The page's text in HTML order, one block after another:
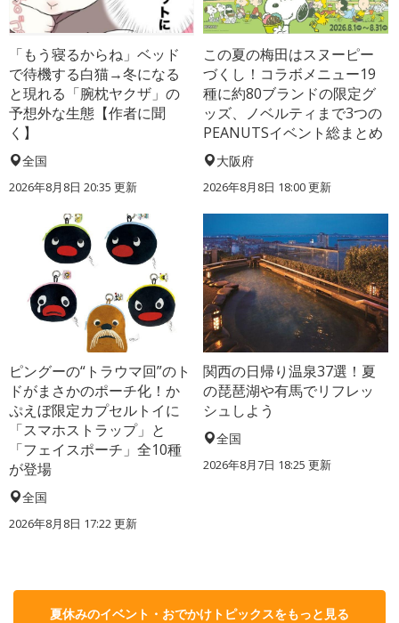
「もう寝るからね」ベッド
で待機する白猫→冬になる
と現れる「腕枕ヤクザ」の
予想外な生態【作者に聞
く】
全国
2026年8月8日 20:35 更新
この夏の梅田はスヌーピー
づくし！コラボメニュー19
種に約80ブランドの限定グ
ッズ、ノベルティまで3つの
PEANUTSイベント総まとめ
大阪府
2026年8月8日 18:00更新
ピングーの“トラウマ回”のト
ドがまさかのポーチ化！か
ぷえぼ限定カプセルトイに
「スマホストラップ」と
「フェイスポーチ」全10種
が登場
全国
2026年8月8日 17:22更新
関西の日帰り温泉37選！夏
の琵琶湖や有馬でリフレッ
シュしよう
全国
2026年8月7日 18:25 更新
夏休みのイベント・おでかけトピックスをもっと見る